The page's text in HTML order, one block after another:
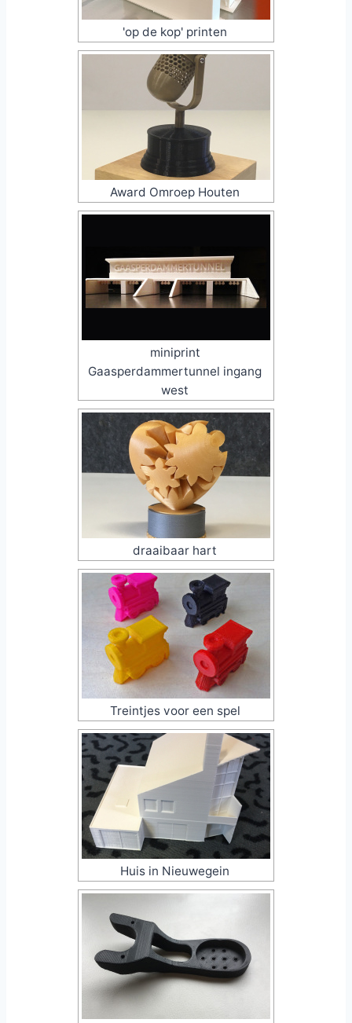
'op de kop' printen
Award Omroep Houten
miniprint
Gaasperdammertunnel ingang
west
draaibaar hart
Treintjes voor een spel
Huis in Nieuwegein